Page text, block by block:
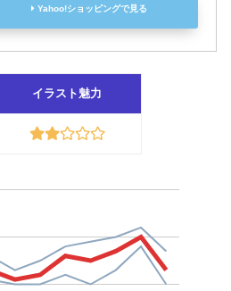
Yahoo!ショッピングで見る
イラスト魅力